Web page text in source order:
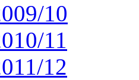
10
11
12